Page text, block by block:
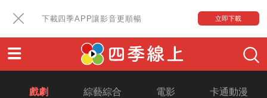
下載四季APP讓影音更順暢 立即下載
戲劇 綜藝綜合 電影 卡通動漫